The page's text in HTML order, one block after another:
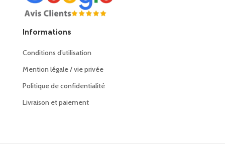
Informations
Conditions d’utilisation
Mention légale / vie privée
Politique de confidentialité
Livraison et paiement